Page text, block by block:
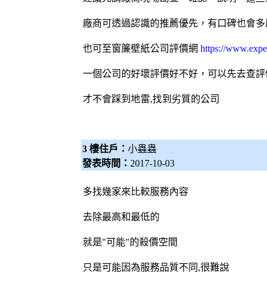
廠商可透過認識的推薦優先，有口碑也會多
也可至窗簾壁紙公司評價網 https://
一個公司的好壞評價好不好，可以先去查
才不會踩到地雷,找到劣質的公司
3 樓住戶： 小蟲蟲
發表時間： 2017-10-03
多找幾家來比較服務內容
去除最高和最低的
就是"可能"的殺價空間
只是可能因為服務品質不同,很難說